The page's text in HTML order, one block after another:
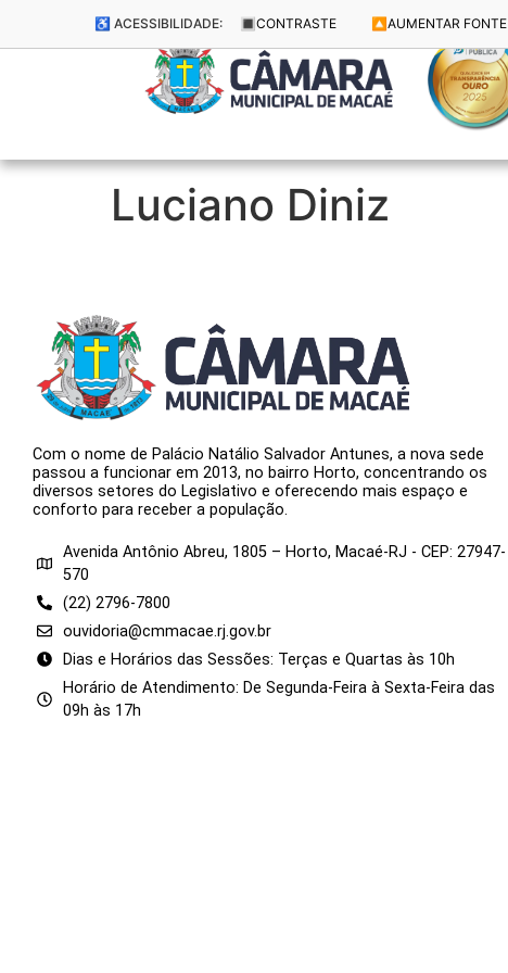
♿ ACESSIBILIDADE: 🔳 CONTRASTE 🔼 AUMENTAR FONTE
Luciano Diniz
Com o nome de Palácio Natálio Salvador Antunes, a nova sede
passou a funcionar em 2013, no bairro Horto, concentrando os
diversos setores do Legislativo e oferecendo mais espaço e
conforto para receber a população.
Avenida Antônio Abreu, 1805 – Horto, Macaé-RJ - CEP: 27947-
570
(22) 2796-7800
ouvidoria@cmmacae.rj.gov.br
Dias e Horários das Sessões: Terças e Quartas às 10h
Horário de Atendimento: De Segunda-Feira à Sexta-Feira das
09h às 17h